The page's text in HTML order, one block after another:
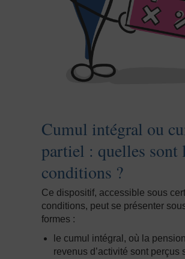
Cumul intégral ou
partiel : quelles sont
conditions ?
Ce dispositif, accessible sous
conditions, peut se présenter
formes :
le cumul intégral, où la
revenus d’activité sont perçus